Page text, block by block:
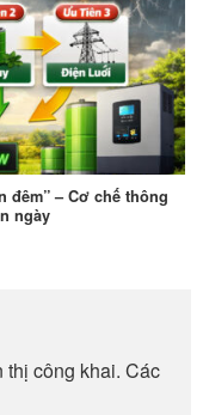
đêm” – Cơ chế thông
ngày
thị công khai. Các